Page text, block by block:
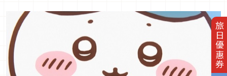
旅日優惠券
邦」的神祕青年...